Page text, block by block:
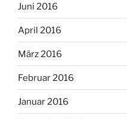
Juni 2016
April 2016
März 2016
Februar 2016
Januar 2016